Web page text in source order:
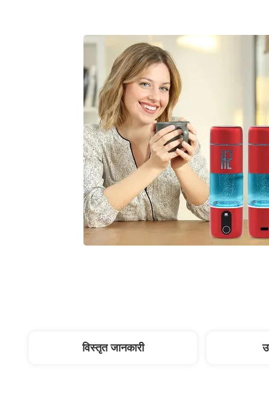
विस्तृत जानकारी